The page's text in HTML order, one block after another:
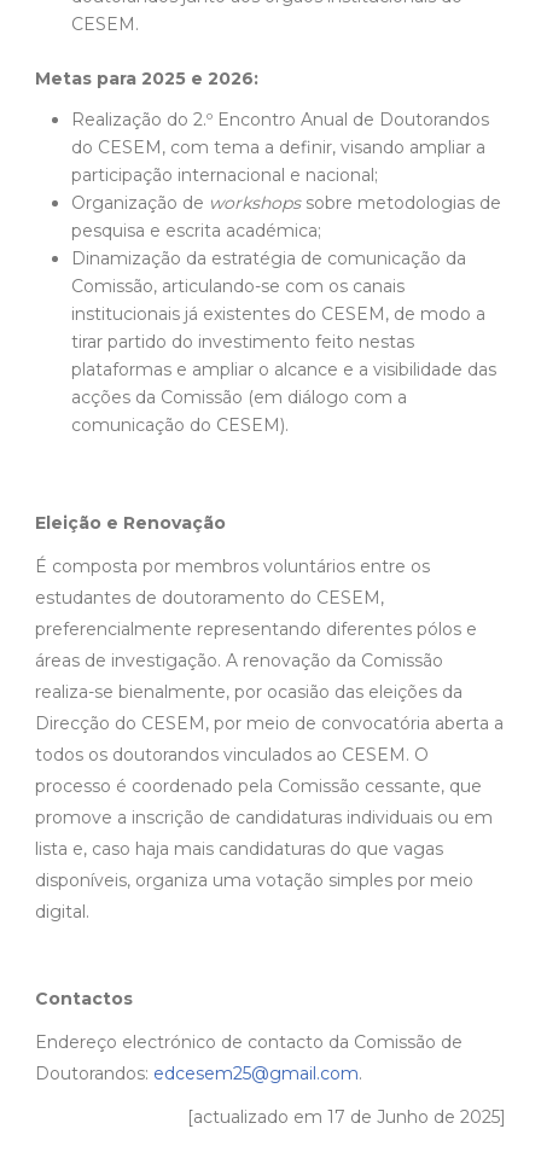
CESEM.
Metas para 2025 e 2026:
Realização do 2.º Encontro Anual de Doutorandos
do CESEM, com tema a definir, visando ampliar a
participação internacional e nacional;
Organização de workshopssobre metodologias de
pesquisa e escrita académica;
Dinamização da estratégia de comunicação da
Comissão, articulando-se com os canais
institucionais já existentes do CESEM, de modo a
tirar partido do investimento feito nestas
plataformas e ampliar o alcance e a visibilidade das
acções da Comissão (em diálogo com a
comunicação do CESEM).
Eleição e Renovação
É composta por membros voluntários entre os
estudantes de doutoramento do CESEM,
preferencialmente representando diferentes pólos e
áreas de investigação. A renovação da Comissão
realiza-se bienalmente, por ocasião das eleições da
Direcção do CESEM, por meio de convocatória aberta a
todos os doutorandos vinculados ao CESEM. O
processo é coordenado pela Comissão cessante, que
promove a inscrição de candidaturas individuais ou em
lista e, caso haja mais candidaturas do que vagas
disponíveis, organiza uma votação simples por meio
digital.
Contactos
Endereço electrónico de contacto da Comissão de
Doutorandos: edcesem25@gmail.com.
[actualizado em 17 de Junho de 2025]